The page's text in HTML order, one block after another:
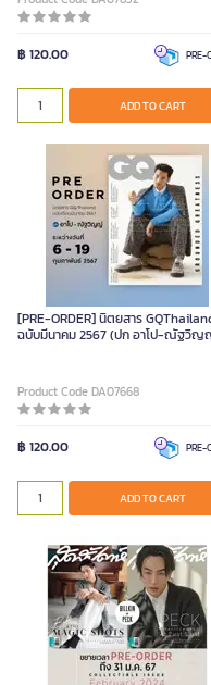
฿ 120.00 PRE-
ADD TO CART
[PRE-ORDER] นิตยสาร
ฉบับมีนาคม 2567 (ปก อาโป-ณัฐวิ
Product Code DA07668
฿ 120.00 PRE-
ADD TO CART